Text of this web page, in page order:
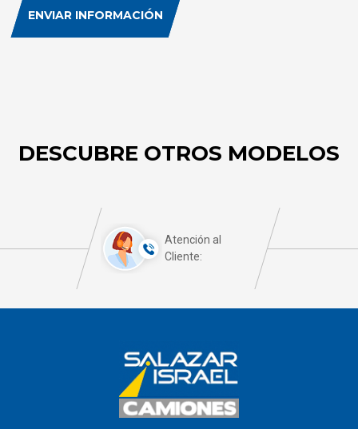
ENVIAR INFORMACIÓN
DESCUBRE OTROS MODELOS
Atención al
Cliente: